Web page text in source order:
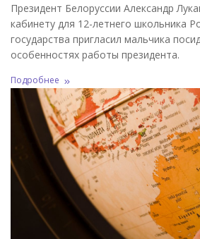
Президент Белоруссии Александр
кабинету для 12-летнего школьника
государства пригласил мальчика
особенностях работы президента.
Подробнее